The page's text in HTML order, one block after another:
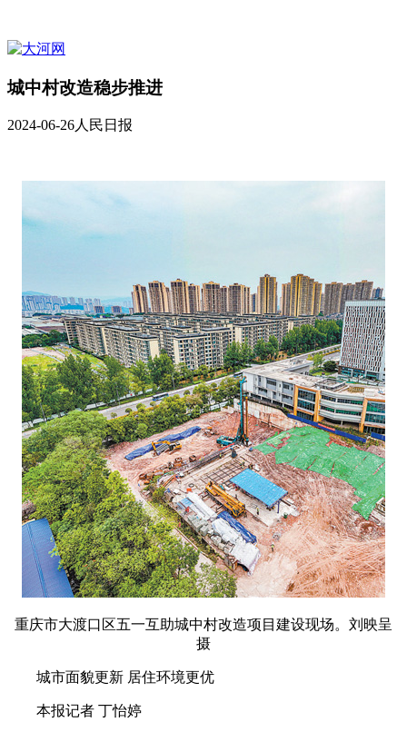
城中村改造稳步推进
2024-06-26人民日报
重庆市大渡口区五一互助城中村改造项目建设现场。刘映呈
摄
城市面貌更新 居住环境更优
本报记者 丁怡婷